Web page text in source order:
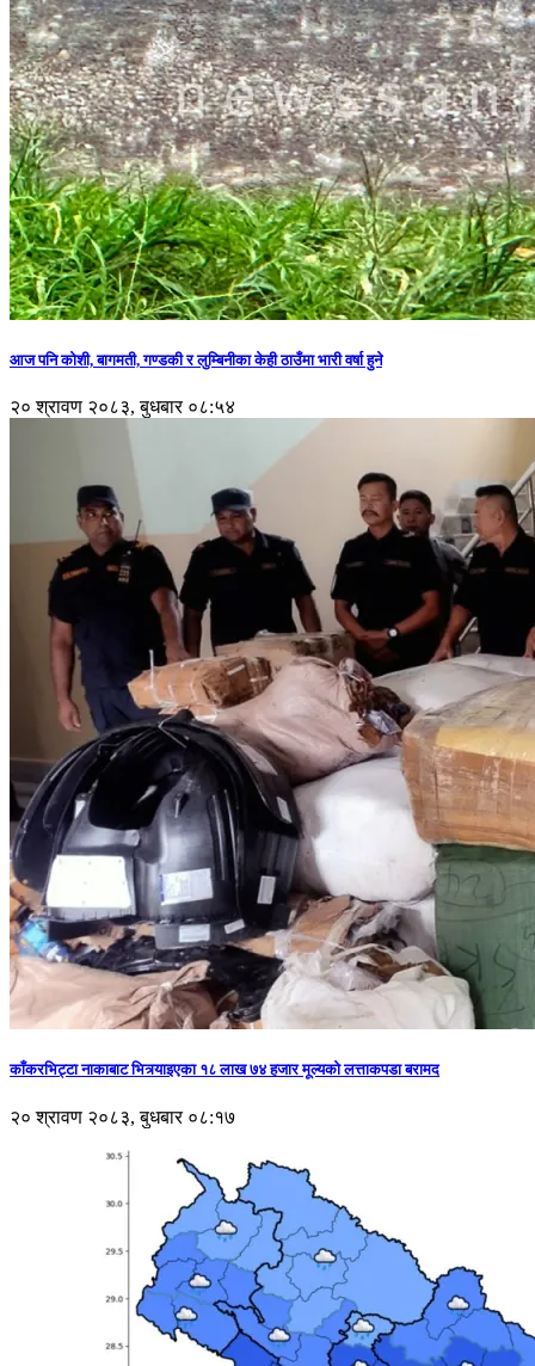
आज पनि कोशी, बागमती, गण्डकी र लुम्बिनीका केही ठाउँमा भारी वर्षा हुने
२० श्रावण २०८३, बुधबार ०८:५४
काँकरभिट्टा नाकाबाट भित्र्याइएका १८ लाख ७४ हजार मूल्यकाे लत्ताकपडा बरामद
२० श्रावण २०८३, बुधबार ०८:१७